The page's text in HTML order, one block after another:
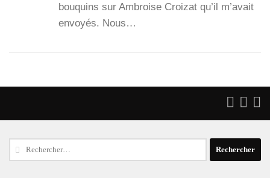
bou­quins sur Ambroise Croi­zat qu’il m’a­vait
envoyés. Nous…
Rechercher :